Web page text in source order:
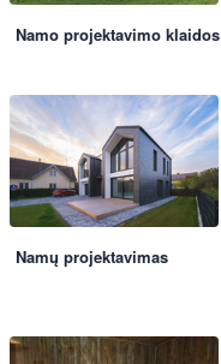
Namo projektavimo klaidos
Namų projektavimas